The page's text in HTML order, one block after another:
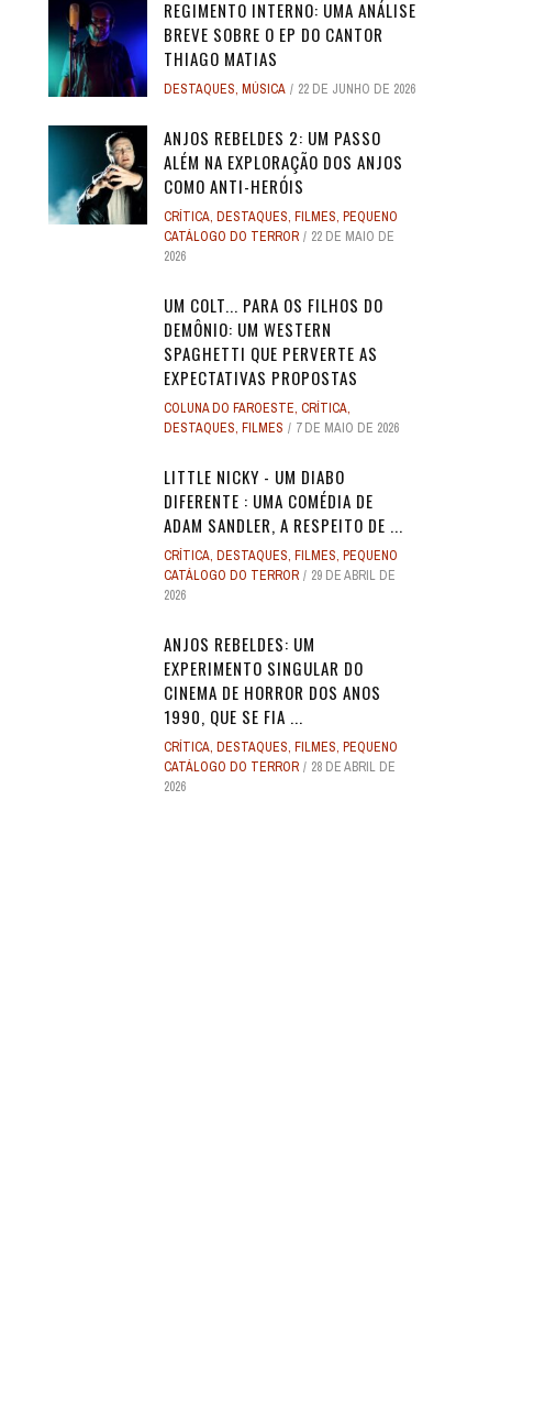
REGIMENTO INTERNO: UMA ANÁLISE
BREVE SOBRE O EP DO CANTOR
THIAGO MATIAS
DESTAQUES, MÚSICA 22 DE JUNHO DE 2026
ANJOS REBELDES 2: UM PASSO
ALÉM NA EXPLORAÇÃO DOS ANJOS
COMO ANTI-HERÓIS
CRÍTICA, DESTAQUES, FILMES, PEQUENO
CATÁLOGO DO TERROR
22 DE MAIO DE
2026
UM COLT... PARA OS FILHOS DO
DEMÔNIO: UM WESTERN
SPAGHETTI QUE PERVERTE AS
EXPECTATIVAS PROPOSTAS
COLUNA DO FAROESTE, CRÍTICA,
DESTAQUES, FILMES 7 DE MAIO DE 2026
LITTLE NICKY - UM DIABO
DIFERENTE : UMA COMÉDIA DE
ADAM SANDLER, A RESPEITO DE ...
CRÍTICA, DESTAQUES, FILMES, PEQUENO
CATÁLOGO DO TERROR
29 DE ABRIL DE
2026
ANJOS REBELDES: UM
EXPERIMENTO SINGULAR DO
CINEMA DE HORROR DOS ANOS
1990, QUE SE FIA ...
CRÍTICA, DESTAQUES, FILMES, PEQUENO
CATÁLOGO DO TERROR
28 DE ABRIL DE
2026